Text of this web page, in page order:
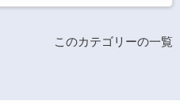
このカテゴリーの一覧